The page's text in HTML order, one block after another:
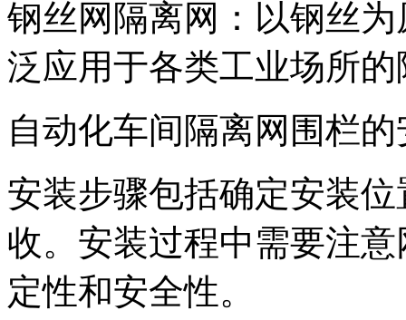
钢丝网隔离网：以钢丝
泛应用于各类工业场所
自动化车间隔离网围栏的
安装步骤包括确定安装
收。安装过程中需要注
定性和安全性。